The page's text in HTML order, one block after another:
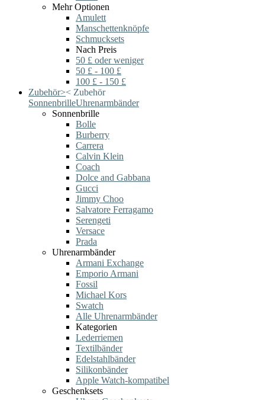
Mehr Optionen
Amulett
Manschettenknöpfe
Schmucksets
Nach Preis
50 £ oder weniger
50 £ - 100 £
100 £ - 150 £
Zubehör>< Zubehör
SonnenbrilleUhrenarmbänder
Sonnenbrille
Bolle
Burberry
Carrera
Calvin Klein
Coach
Dolce and Gabbana
Gucci
Jimmy Choo
Salvatore Ferragamo
Serengeti
Versace
Prada
Uhrenarmbänder
Armani Exchange
Emporio Armani
Fossil
Michael Kors
Swatch
Alle Uhrenarmbänder
Kategorien
Lederriemen
Textilbänder
Edelstahlbänder
Silikonbänder
Apple Watch-kompatibel
Geschenksets